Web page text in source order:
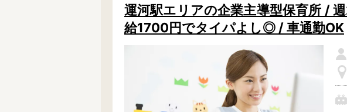
運河駅エリアの企業主導型保育所 /
給1700円でタイパよし◎ / 車通勤OK